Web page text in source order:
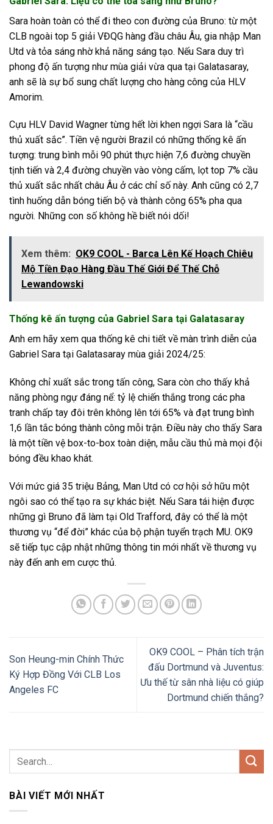
Sara hoàn toàn có thể đi theo con đường của Bruno: từ một
CLB ngoài top 5 giải VĐQG hàng đầu châu Âu, gia nhập Man
Utd và tỏa sáng nhờ khả năng sáng tạo. Nếu Sara duy trì
phong độ ấn tượng như mùa giải vừa qua tại Galatasaray,
anh sẽ là sự bổ sung chất lượng cho hàng công của HLV
Amorim.
Cựu HLV David Wagner từng hết lời khen ngợi Sara là “cầu
thủ xuất sắc”. Tiền vệ người Brazil có những thống kê ấn
tượng: trung bình mỗi 90 phút thực hiện 7,6 đường chuyền
tịnh tiến và 2,4 đường chuyền vào vòng cấm, lọt top 7% cầu
thủ xuất sắc nhất châu Âu ở các chỉ số này. Anh cũng có 2,7
tình huống dẫn bóng tiến bộ và thành công 65% pha qua
người. Những con số không hề biết nói dối!
Xem thêm: OK9 COOL - Barca Lên Kế Hoạch Chiêu
Mộ Tiền Đạo Hàng Đầu Thế Giới Để Thế Chỗ
Lewandowski
Thống kê ấn tượng của Gabriel Sara tại Galatasaray
Anh em hãy xem qua thống kê chi tiết về màn trình diễn của
Gabriel Sara tại Galatasaray mùa giải 2024/25:
Không chỉ xuất sắc trong tấn công, Sara còn cho thấy khả
năng phòng ngự đáng nể: tỷ lệ chiến thắng trong các pha
tranh chấp tay đôi trên không lên tới 65% và đạt trung bình
1,6 lần tắc bóng thành công mỗi trận. Điều này cho thấy Sara
là một tiền vệ box-to-box toàn diện, mẫu cầu thủ mà mọi đội
bóng đều khao khát.
Với mức giá 35 triệu Bảng, Man Utd có cơ hội sở hữu một
ngôi sao có thể tạo ra sự khác biệt. Nếu Sara tái hiện được
những gì Bruno đã làm tại Old Trafford, đây có thể là một
thương vụ “để đời” khác của bộ phận tuyển trạch MU. OK9
sẽ tiếp tục cập nhật những thông tin mới nhất về thương vụ
này đến anh em cược thủ.
Son Heung-min Chính Thức
Ký Hợp Đồng Với CLB Los
Angeles FC
OK9 COOL – Phân tích trận
đấu Dortmund và Juventus:
Ưu thế từ sân nhà liệu có giúp
Dortmund chiến thắng?
BÀI VIẾT MỚI NHẤT